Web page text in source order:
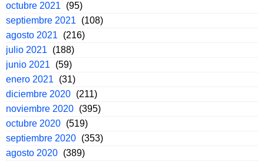
octubre 2021
(95)
septiembre 2021
(108)
agosto 2021
(216)
julio 2021
(188)
junio 2021
(59)
enero 2021
(31)
diciembre 2020 (211)
noviembre 2020 (395)
octubre 2020 (519)
septiembre 2020 (353)
agosto 2020 (389)